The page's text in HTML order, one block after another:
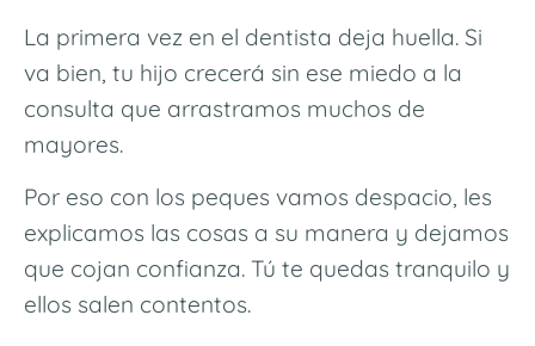
La primera vez en el dentista deja huella. Si
va bien, tu hijo crecerá sin ese miedo a la
consulta que arrastramos muchos de
mayores.
Por eso con los peques vamos despacio, les
explicamos las cosas a su manera y dejamos
que cojan confianza. Tú te quedas tranquilo y
ellos salen contentos.